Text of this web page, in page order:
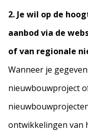
2. Je wil op de
aanbod via de
of van regionale
Wanneer je
nieuwbouwproject
ontwikkelingen van